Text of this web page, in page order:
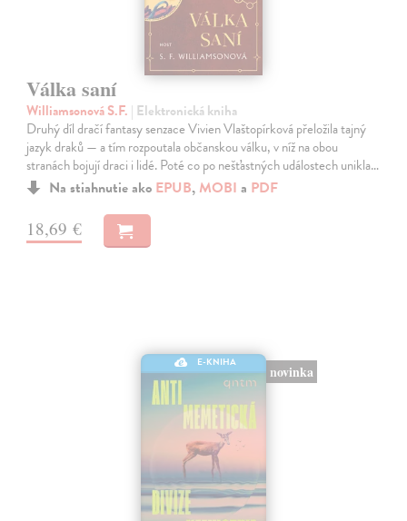
Válka saní
Williamsonová S.F. | Elektronická kniha
Druhý díl dračí fantasy senzace Vivien Vlaštopírková přeložila tajný
jazyk draků — a tím rozpoutala občanskou válku, v níž na obou
stranách bojují draci i lidé. Poté co po nešťastných událostech unikla…
Na stiahnutie ako EPUB, MOBI a PDF
18,69 €
E-KNIHA
novinka